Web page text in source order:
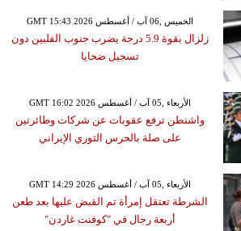
GMT 15:43 2026 الخميس ,06 آب / أغسطس
زلزال بقوة 5.9 درجة يضرب جنوب الفلبين دون
تسجيل ضحايا
GMT 16:02 2026 الأربعاء ,05 آب / أغسطس
واشنطن ترفع عقوبات عن شركات وطائرتين
على صلة بالحرس الثوري الإيراني
GMT 14:29 2026 الأربعاء ,05 آب / أغسطس
الشرطة تعتقل إمرأة تم القبض عليها بعد طعن
أربعة رجال في "كوفنت غاردن"